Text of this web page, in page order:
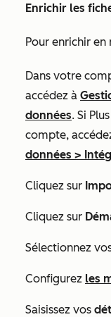
Enrichir les
Pour enrichir
Dans votre
accédez à
données. Si Plus
compte,
données >
Cliquez sur
Cliquez sur
Sélectionnez
Configurez les
Saisissez vos